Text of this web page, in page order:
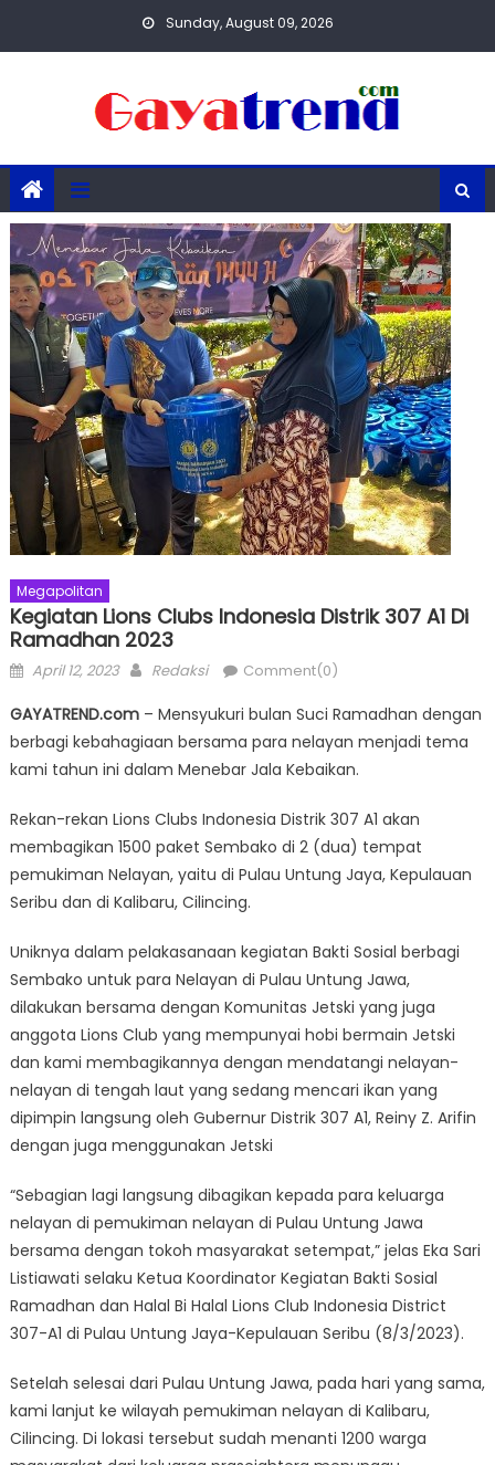
Sunday, August 09, 2026
Megapolitan
Kegiatan Lions Clubs Indonesia Distrik 307 A1 Di
Ramadhan 2023
Posted
April 12, 2023 Author
Redaksi Comment(0)
GAYATREND.com– Mensyukuri bulan Suci Ramadhan dengan
berbagi kebahagiaan bersama para nelayan menjadi tema
kami tahun ini dalam Menebar Jala Kebaikan.
Rekan-rekan Lions Clubs Indonesia Distrik 307 A1 akan
membagikan 1500 paket Sembako di 2 (dua) tempat
pemukiman Nelayan, yaitu di Pulau Untung Jaya, Kepulauan
Seribu dan di Kalibaru, Cilincing.
Uniknya dalam pelakasanaan kegiatan Bakti Sosial berbagi
Sembako untuk para Nelayan di Pulau Untung Jawa,
dilakukan bersama dengan Komunitas Jetski yang juga
anggota Lions Club yang mempunyai hobi bermain Jetski
dan kami membagikannya dengan mendatangi nelayan-
nelayan di tengah laut yang sedang mencari ikan yang
dipimpin langsung oleh Gubernur Distrik 307 A1, Reiny Z. Arifin
dengan juga menggunakan Jetski
“Sebagian lagi langsung dibagikan kepada para keluarga
nelayan di pemukiman nelayan di Pulau Untung Jawa
bersama dengan tokoh masyarakat setempat,” jelas Eka Sari
Listiawati selaku Ketua Koordinator Kegiatan Bakti Sosial
Ramadhan dan Halal Bi Halal Lions Club Indonesia District
307-A1 di Pulau Untung Jaya-Kepulauan Seribu (8/3/2023).
Setelah selesai dari Pulau Untung Jawa, pada hari yang sama,
kami lanjut ke wilayah pemukiman nelayan di Kalibaru,
Cilincing. Di lokasi tersebut sudah menanti 1200 warga